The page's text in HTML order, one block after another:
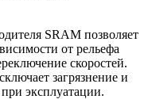
SRAM позволяет
от рельефа
скоростей.
загрязнение и
эксплуатации.